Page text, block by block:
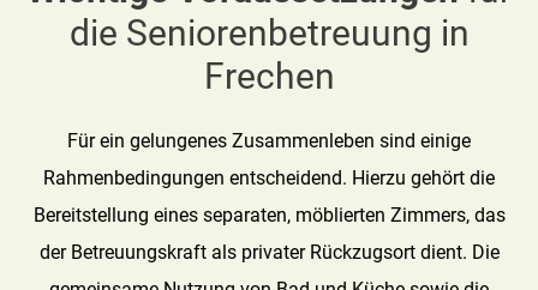
die Seniorenbetreuung in
Frechen
Für ein gelungenes Zusammenleben sind einige
Rahmenbedingungen entscheidend. Hierzu gehört die
Bereitstellung eines separaten, möblierten Zimmers, das
der Betreuungskraft als privater Rückzugsort dient. Die